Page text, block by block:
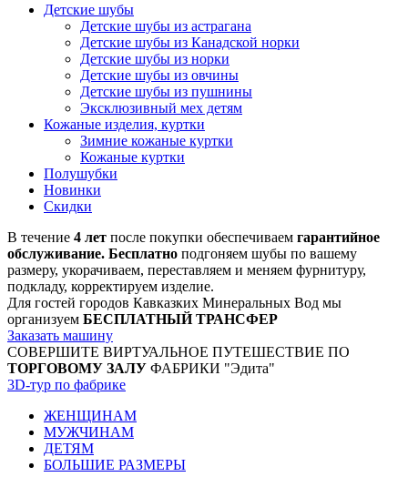
Детские шубы
Детские шубы из астрагана
Детские шубы из Канадской норки
Детские шубы из норки
Детские шубы из овчины
Детские шубы из пушнины
Эксклюзивный мех детям
Кожаные изделия, куртки
Зимние кожаные куртки
Кожаные куртки
Полушубки
Новинки
Скидки
В течение 4 лет после покупки обеспечиваем гарантийное
обслуживание. Бесплатно подгоняем шубы по вашему
размеру, укорачиваем, переставляем и меняем фурнитуру,
подкладу, корректируем изделие.
Для гостей городов Кавказких Минеральных Вод мы
организуем БЕСПЛАТНЫЙ ТРАНСФЕР
Заказать машину
СОВЕРШИТЕ ВИРТУАЛЬНОЕ ПУТЕШЕСТВИЕ ПО
ТОРГОВОМУ ЗАЛУ ФАБРИКИ "Эдита"
3D-тур по фабрике
ЖЕНЩИНАМ
МУЖЧИНАМ
ДЕТЯМ
БОЛЬШИЕ РАЗМЕРЫ